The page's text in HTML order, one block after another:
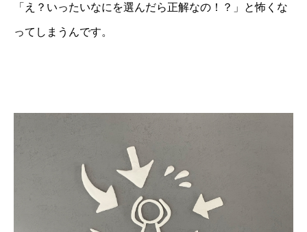
「え？いったいなにを選んだら正解なの！？」と怖くな
ってしまうんです。